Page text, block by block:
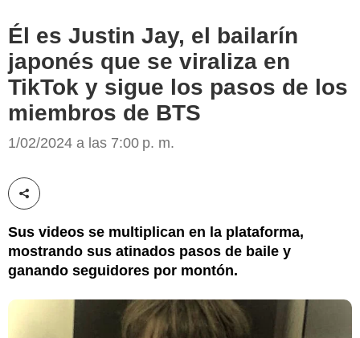
Él es Justin Jay, el bailarín
japonés que se viraliza en
TikTok y sigue los pasos de los
miembros de BTS
1/02/2024 a las 7:00 p. m.
Compartir esta noticia
Sus videos se multiplican en la plataforma,
mostrando sus atinados pasos de baile y
ganando seguidores por montón.
Pinterest